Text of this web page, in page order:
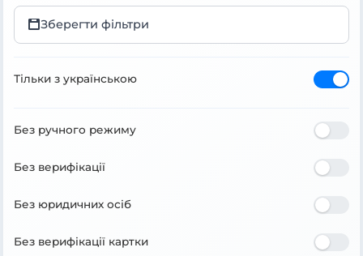
Зберегти фільтри
Тільки з українською
Без ручного режиму
Без верифікації
Без юридичних осіб
Без верифікації картки